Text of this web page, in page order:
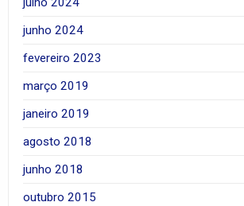
junho 2024
fevereiro 2023
março 2019
janeiro 2019
agosto 2018
junho 2018
outubro 2015